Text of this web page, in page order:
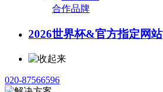
合作品牌
2026世界杯&官方指定网站
020-87566596